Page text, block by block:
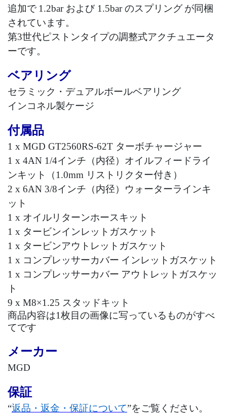
追加で 1.2bar および1.5barのスプリング が同梱
されています。
第3世代ピストンタイプの調整式アクチュエータ
ーです。
ベアリング
セラミック・デュアルボールベアリング
インコネル製ケージ
付属品
1 x MGD GT2560RS-62T ターボチャージャー
1 x 4AN 1/4インチ（内径）オイルフィードライ
ンキット
（1.0mm リストリクター付き）
2 x 6AN 3/8インチ（内径）ウォーターラインキ
ット
1 x オイルリターンホースキット
1 x タービンインレットガスケット
1 x タービンアウトレットガスケット
1 x コンプレッサーカバー インレットガスケット
1 x コンプレッサーカバー アウトレットガスケッ
ト
9 x M8×1.25 スタッドキット
商品内容は1枚目の画像に写っているものがすべ
てです
メーカー
MGD
保証
“返品・返金・保証について”をご覧ください。